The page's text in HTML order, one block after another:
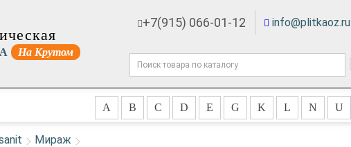
На Крутом
+7(915) 066-01-12 info@plitkaoz.ru
A B C D E G K L N U
Мираж